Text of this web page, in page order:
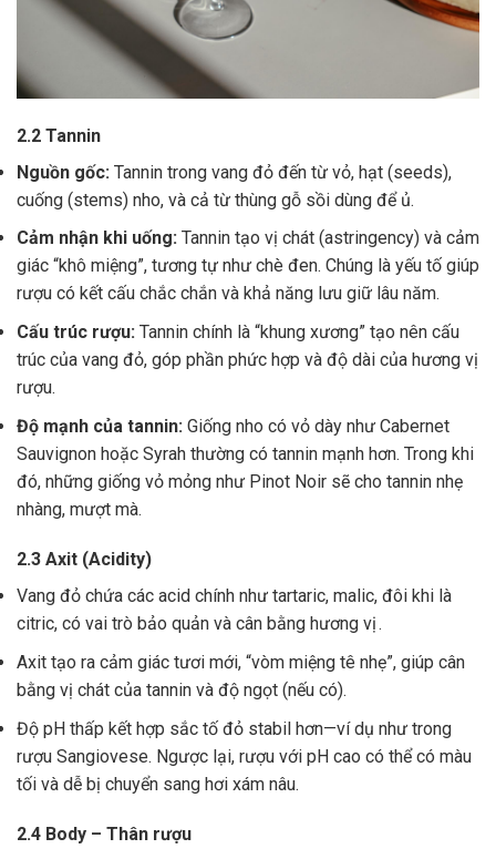
2.2 Tannin
Nguồn gốc: Tannin trong vang đỏ đến từ vỏ, hạt (seeds),
cuống (stems) nho, và cả từ thùng gỗ sồi dùng để ủ.
Cảm nhận khi uống: Tannin tạo vị chát (astringency) và cảm
giác “khô miệng”, tương tự như chè đen. Chúng là yếu tố giúp
rượu có kết cấu chắc chắn và khả năng lưu giữ lâu năm.
Cấu trúc rượu: Tannin chính là “khung xương” tạo nên cấu
trúc của vang đỏ, góp phần phức hợp và độ dài của hương vị
rượu.
Độ mạnh của tannin: Giống nho có vỏ dày như Cabernet
Sauvignon hoặc Syrah thường có tannin mạnh hơn. Trong khi
đó, những giống vỏ mỏng như Pinot Noir sẽ cho tannin nhẹ
nhàng, mượt mà.
2.3 Axit (Acidity)
Vang đỏ chứa các acid chính như tartaric, malic, đôi khi là
citric, có vai trò bảo quản và cân bằng hương vị .
Axit tạo ra cảm giác tươi mới, “vòm miệng tê nhẹ”, giúp cân
bằng vị chát của tannin và độ ngọt (nếu có).
Độ pH thấp kết hợp sắc tố đỏ stabil hơn—ví dụ như trong
rượu Sangiovese. Ngược lại, rượu với pH cao có thể có màu
tối và dễ bị chuyển sang hơi xám nâu.
2.4 Body – Thân rượu